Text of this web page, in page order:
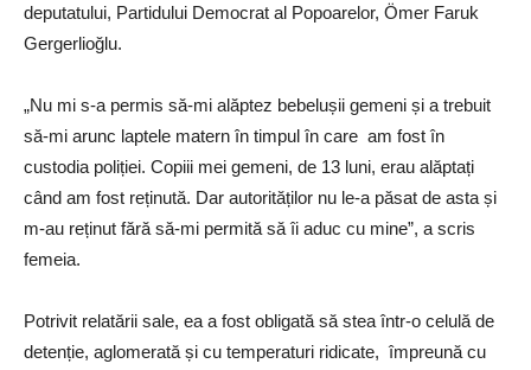
deputatului, Partidului Democrat al Popoarelor, Ömer Faruk
Gergerlioğlu.
„Nu mi s-a permis să-mi alăptez bebelușii gemeni și a trebuit
să-mi arunc laptele matern în timpul în care am fost în
custodia poliției. Copiii mei gemeni, de 13 luni, erau alăptați
când am fost reținută. Dar autorităților nu le-a păsat de asta și
m-au reținut fără să-mi permită să îi aduc cu mine”, a scris
femeia.
Potrivit relatării sale, ea a fost obligată să stea într-o celulă de
detenție, aglomerată și cu temperaturi ridicate, împreună cu